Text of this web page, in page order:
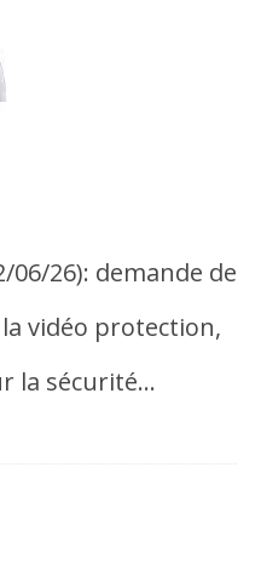
06/26): demande de
vidéo protection,
la sécurité…